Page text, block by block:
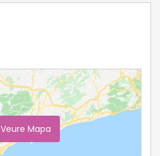
Veure Mapa